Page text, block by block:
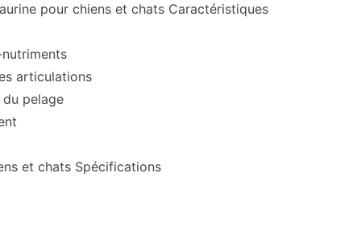
pour chiens et chats Caractéristiques
articulations
pelage
et chats Spécifications